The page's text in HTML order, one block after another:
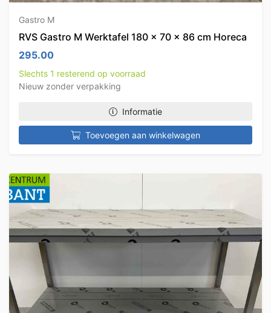
Gastro M
RVS Gastro M Werktafel 180 x 70 x 86 cm Horeca
295.00
Slechts 1 resterend op voorraad
Nieuw zonder verpakking
Informatie
Toevoegen aan winkelwagen